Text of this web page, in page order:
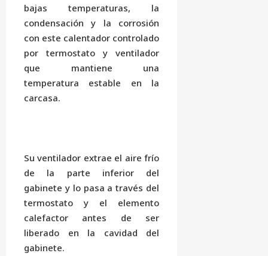
bajas temperaturas, la
condensación y la corrosión
con este calentador controlado
por termostato y ventilador
que mantiene una
temperatura estable en la
carcasa.
Su ventilador extrae el aire frío
de la parte inferior del
gabinete y lo pasa a través del
termostato y el elemento
calefactor antes de ser
liberado en la cavidad del
gabinete.